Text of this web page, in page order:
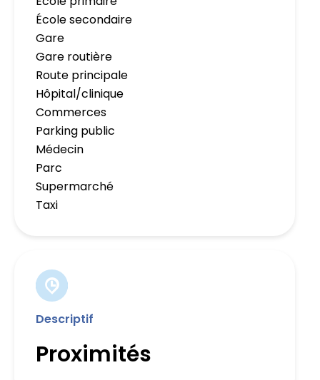
École secondaire
Gare
Gare routière
Route principale
Hôpital/clinique
Commerces
Parking public
Médecin
Parc
Supermarché
Taxi
Descriptif
Proximités